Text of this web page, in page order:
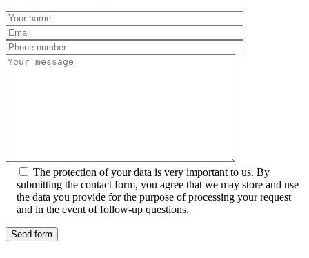
The protection of your data is very important to us. By
submitting the contact form, you agree that we may store and use
the data you provide for the purpose of processing your request
and in the event of follow-up questions.
Send form